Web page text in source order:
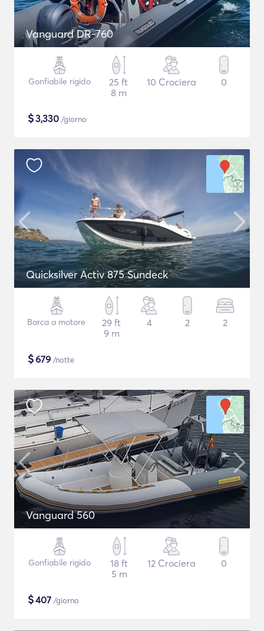
Vanguard DR-760
Gonfiabile rigido
25 ft
8 m
10 Crociera 0
$3,330 /giorno
Quicksilver Activ 875 Sundeck
Barca a motore
29 ft
9 m
4 2 2
$679 /notte
Vanguard 560
Gonfiabile rigido
18 ft
5 m
12 Crociera 0
$407 /giorno